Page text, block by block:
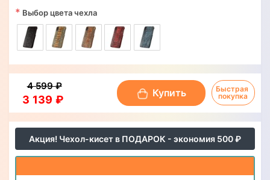
Акция! Чехол-кисет в ПОДАРОК - экономия 500 ₽
* Выбор цвета чехла
3 139 ₽
4 599 ₽
Купить
Быстрая
покупка